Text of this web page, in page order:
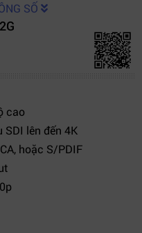
chuẩn
Livestream,
SỐ
cao
lên đến 4K
hoặc S/PDIF